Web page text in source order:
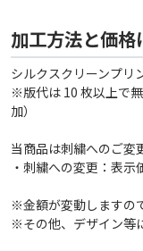
加工方法と価格
シルクスクリーンプリ
※版代は 10 枚以上で
加）
当商品は刺繍へのご変
・刺繍への変更：表示
※金額が変動しますの
※その他、デザイン等